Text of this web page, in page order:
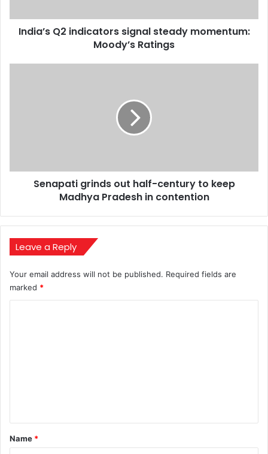
India’s Q2 indicators signal steady momentum:
Moody’s Ratings
Pradesh
Senapati grinds out half-century to keep
Madhya Pradesh in contention
Leave a Reply
Your email address will not be published. Required fields are
marked *
*
Name *